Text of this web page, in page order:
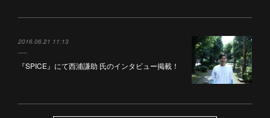
2016.06.21 11:13
『SPICE』にて西浦謙助 氏のインタビュー掲載！